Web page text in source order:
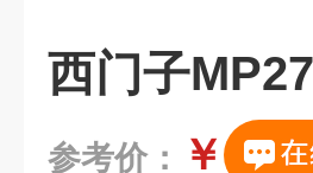
西门子
参考价： ￥